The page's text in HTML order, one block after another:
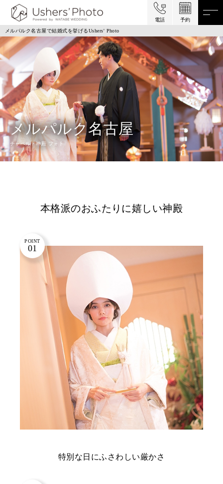
電話 予約
メルパルク名古屋で結婚式を挙げるUshers' Photo
メルパルク名古屋
チャペル・神殿 フォト
本格派のおふたりに嬉しい神殿
POINT
01
特別な日にふさわしい厳かさ